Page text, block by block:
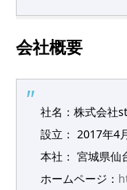
会社概要
社名：株式会社
設立： 2017年4
本社： 宮城県仙
ホームページ：